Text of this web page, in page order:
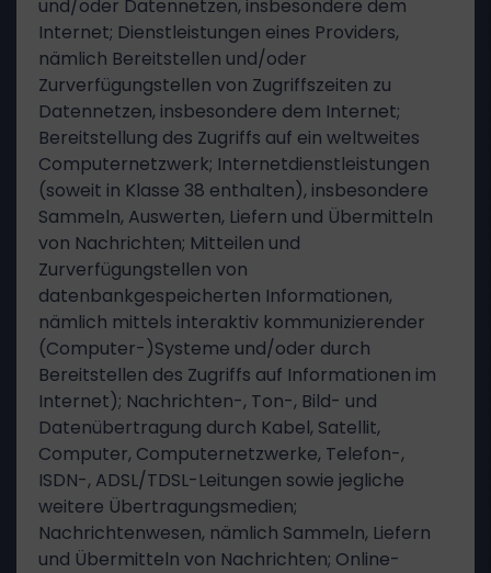
und/oder Datennetzen, insbesondere dem
Internet; Dienstleistungen eines Providers,
nämlich Bereitstellen und/oder
Zurverfügungstellen von Zugriffszeiten zu
Datennetzen, insbesondere dem Internet;
Bereitstellung des Zugriffs auf ein weltweites
Computernetzwerk; Internetdienstleistungen
(soweit in Klasse 38 enthalten), insbesondere
Sammeln, Auswerten, Liefern und Übermitteln
von Nachrichten; Mitteilen und
Zurverfügungstellen von
datenbankgespeicherten Informationen,
nämlich mittels interaktiv kommunizierender
(Computer-)Systeme und/oder durch
Bereitstellen des Zugriffs auf Informationen im
Internet); Nachrichten-, Ton-, Bild- und
Datenübertragung durch Kabel, Satellit,
Computer, Computernetzwerke, Telefon-,
ISDN-, ADSL/TDSL-Leitungen sowie jegliche
weitere Übertragungsmedien;
Nachrichtenwesen, nämlich Sammeln, Liefern
und Übermitteln von Nachrichten; Online-